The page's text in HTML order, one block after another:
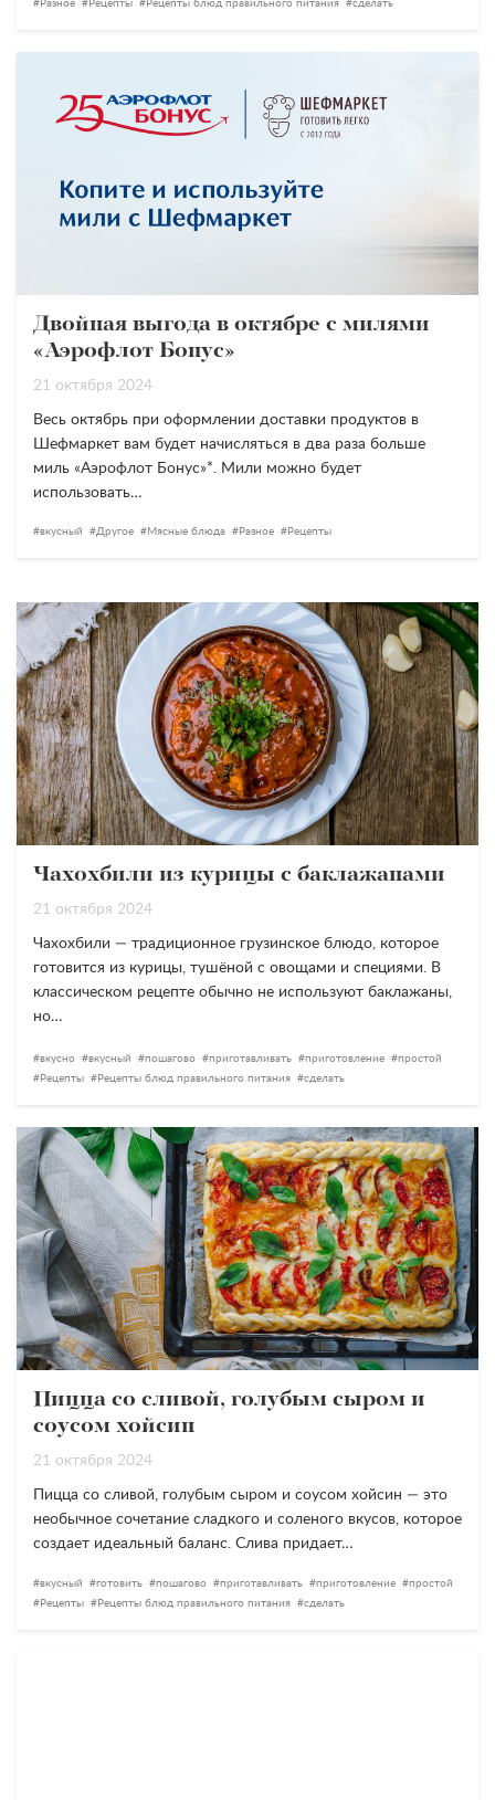
Разное Рецепты Рецепты блюд правильного питания сделать
Двойная выгода в октябре с милями
«Аэрофлот Бонус»
21 октября 2024
Весь октябрь при оформлении доставки продуктов в
Шефмаркет вам будет начисляться в два раза больше
миль «Аэрофлот Бонус»*. Мили можно будет
использовать…
вкусный Другое Мясные блюда Разное Рецепты
Чахохбили из курицы с баклажанами
21 октября 2024
Чахохбили — традиционное грузинское блюдо, которое
готовится из курицы, тушёной с овощами и специями. В
классическом рецепте обычно не используют баклажаны,
но…
вкусно вкусный пошагово приготавливать приготовление
простой
Рецепты
Рецепты блюд правильного питания сделать
Пицца со сливой, голубым сыром и
соусом хойсин
21 октября 2024
Пицца со сливой, голубым сыром и соусом хойсин — это
необычное сочетание сладкого и соленого вкусов, которое
создает идеальный баланс. Слива придает…
вкусный готовить пошагово приготавливать приготовление
простой
Рецепты
Рецепты блюд правильного питания сделать